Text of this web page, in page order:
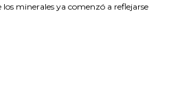
minerales ya comenzó a reflejarse